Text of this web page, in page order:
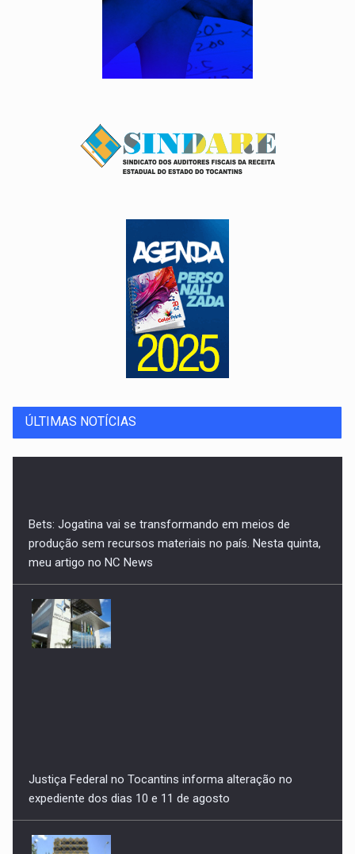
ÚLTIMAS NOTÍCIAS
Justiça Federal no Tocantins informa alteração no